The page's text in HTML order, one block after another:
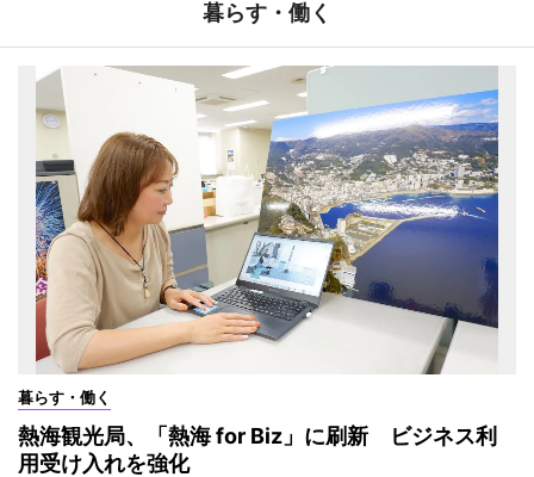
暮らす・働く
暮らす・働く
熱海観光局、「熱海 for Biz」に刷新 ビジネス利
用受け入れを強化